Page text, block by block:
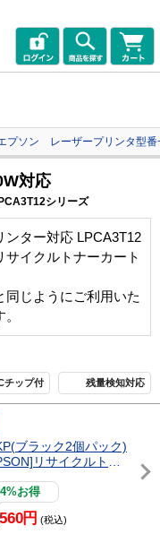
プソン レーザープリンタ型番
対応
シリーズ
ンター対応 LPCA3T12
イクルトナーカート
同じようにご利用いた
チップ付 残量検知対応
ブラック2個パック)
リサイクルトナ
お得
円 (税込)